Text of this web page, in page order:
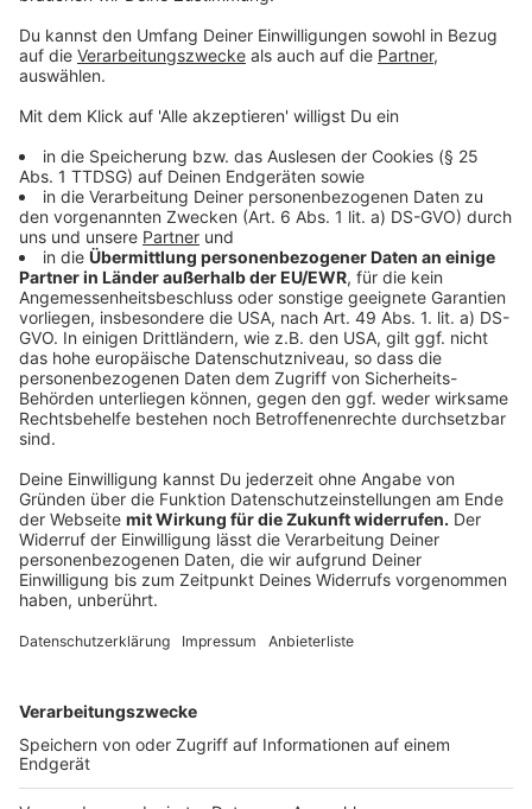
Die Landeshauptstadt Düsseldorf hat rund 10,5
Millionen Euro in die Modernisierung der
Mehr Infos und Links zum Thema:
Anzeige
Hier informiert die Stadt
So haben wir schon berichtet
Mehr News aus der Stadt
Anzeige
Folge uns für mehr News & Updates:
Instagram Facebook
Anzeige